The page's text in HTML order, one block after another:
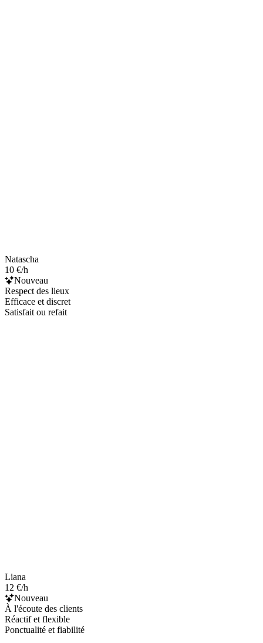
Natascha
10 €/h
Nouveau
Respect des lieux
Efficace et discret
Satisfait ou refait
Liana
12 €/h
Nouveau
À l'écoute des clients
Réactif et flexible
Ponctualité et fiabilité